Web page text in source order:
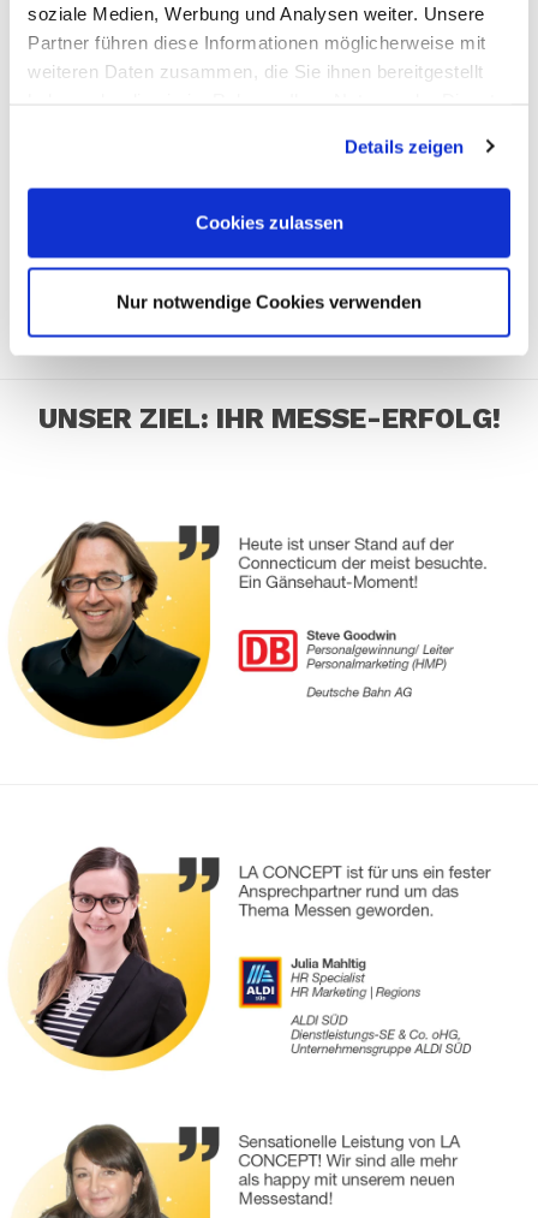
soziale Medien, Werbung und Analysen weiter. Unsere
Partner führen diese Informationen möglicherweise mit
weiteren Daten zusammen, die Sie ihnen bereitgestellt
Cookies, wenn Sie unsere Webseite weiterhin nutzen.
Details zeigen
Cookies zulassen
Nur notwendige Cookies verwenden
UNSER ZIEL: IHR MESSE-ERFOLG!